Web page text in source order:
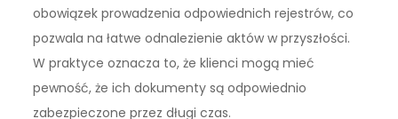
obowiązek prowadzenia odpowiednich rejestrów, co
pozwala na łatwe odnalezienie aktów w przyszłości.
W praktyce oznacza to, że klienci mogą mieć
pewność, że ich dokumenty są odpowiednio
zabezpieczone przez długi czas.